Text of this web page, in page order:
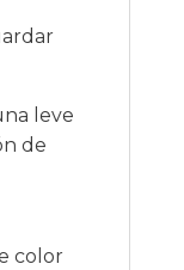
leve
de
color